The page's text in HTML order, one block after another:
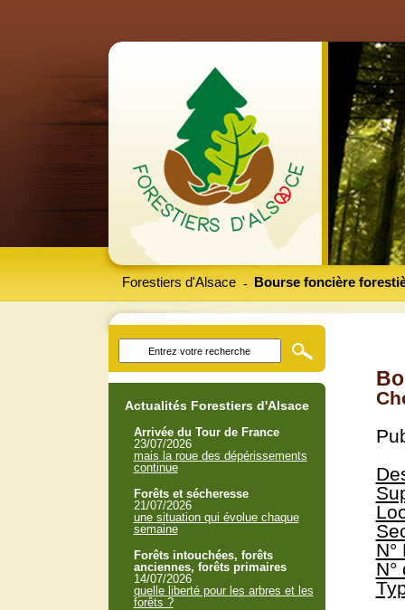
Forestiers d'Alsace Bourse foncière
-
N°
N°
Actualités Forestiers d'Alsace
Arrivée du Tour de France
23/07/2026
mais la roue des dépérissements
continue
Forêts et sécheresse
21/07/2026
une situation qui évolue chaque
semaine
Forêts intouchées, forêts
anciennes, forêts primaires
14/07/2026
quelle liberté pour les arbres et les
forêts ?